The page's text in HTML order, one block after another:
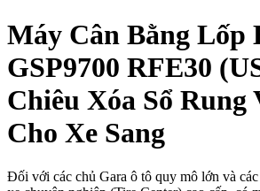
Máy Cân Bằng Lốp
GSP9700 RFE30
Chiêu Xóa Sổ Rung
Cho Xe Sang
Đối với các chủ Gara ô tô quy mô lớn và